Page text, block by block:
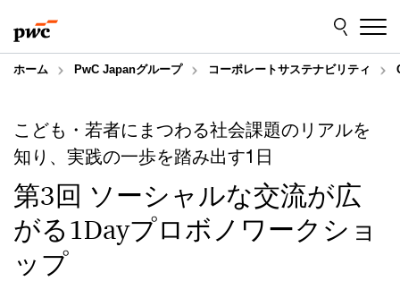
to
content
to
footer
ホーム PwC Japanグループ コーポレートサステナビリティ
こども・若者にまつわる社会課題のリアルを
知り、実践の一歩を踏み出す1日
第3回 ソーシャルな交流が広
がる1Dayプロボノワークショ
ップ